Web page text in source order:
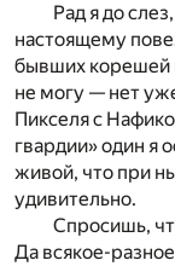
Рад я до
настоящему
бывших корешей
не могу — нет
Пикселя с
гвардии» один я
живой, что при
удивительно.
Спросишь,
Да всякое-